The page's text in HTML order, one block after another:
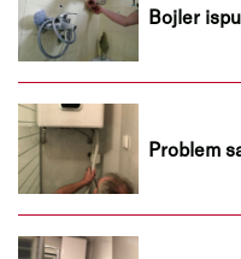
Bojler
Problem